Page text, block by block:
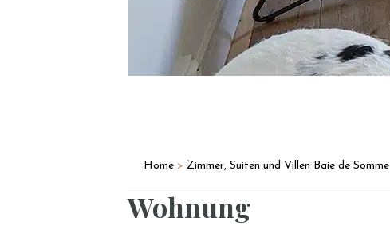
Home > Zimmer, Suiten und Villen Baie de Somme
Wohnung